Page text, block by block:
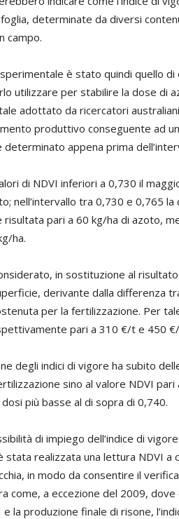
determinate da diversi
campo.
è stato quindi quello
utilizzare per stabilire la dose di
adottato da ricercatori
produttivo conseguente ad
determinato appena prima
di NDVI inferiori a 0,730 il
nell’intervallo tra 0,730 e 0,765
risultata pari a 60 kg/ha di azoto,
ha.
in sostituzione al
derivante dalla differenza
per la fertilizzazione. Per
pari a 310 €/t e 450
degli indici di vigore ha subito
sino al valore NDVI
più basse al di sopra di 0,740.
di impiego dell’indice di
realizzata una lettura NDVI a
in modo da consentire il
come, a eccezione del 2009,
la produzione finale di risone,